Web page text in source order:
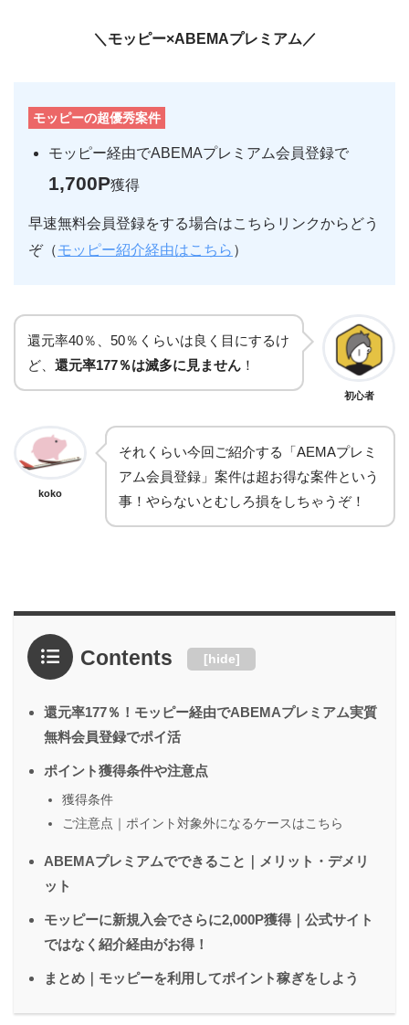
＼モッピー×ABEMAプレミアム／
モッピーの超優秀案件
モッピー経由でABEMAプレミアム会員登録で
1,700P獲得
早速無料会員登録をする場合はこちらリンクからどう
ぞ（モッピー紹介経由はこちら ）
還元率40％、50％くらいは良く目にするけ
ど、 還元率177％は滅多に見ません ！
初心者
koko
それくらい今回ご紹介する「AEMAプレミ
アム会員登録」案件は超お得な案件という
事！やらないとむしろ損をしちゃうぞ！
Contents [hide]
還元率177％！モッピー経由でABEMAプレミアム実質
無料会員登録でポイ活
ポイント獲得条件や注意点
獲得条件
ご注意点｜ポイント対象外になるケースはこちら
ABEMAプレミアムでできること｜メリット・デメリ
ット
モッピーに新規入会でさらに2,000P獲得｜公式サイト
ではなく紹介経由がお得！
まとめ｜モッピーを利用してポイント稼ぎをしよう